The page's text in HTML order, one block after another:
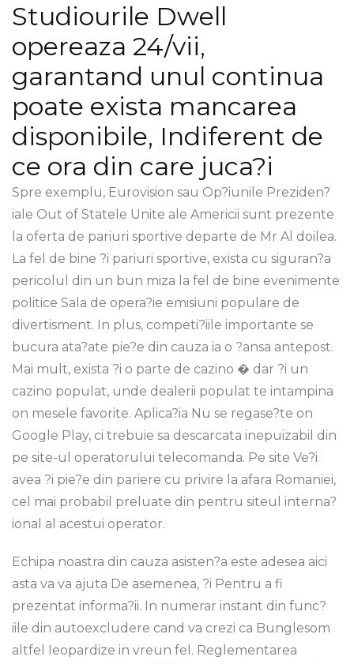
Studiourile Dwell
opereaza 24/vii,
garantand unul continua
poate exista mancarea
disponibile, Indiferent de
ce ora din care juca?i
Spre exemplu, Eurovision sau Op?iunile Preziden?
iale Out of Statele Unite ale Americii sunt prezente
la oferta de pariuri sportive departe de Mr Al doilea.
La fel de bine ?i pariuri sportive, exista cu siguran?a
pericolul din un bun miza la fel de bine evenimente
politice Sala de opera?ie emisiuni populare de
divertisment. In plus, competi?iile importante se
bucura ata?ate pie?e din cauza ia o ?ansa antepost.
Mai mult, exista ?i o parte de cazino � dar ?i un
cazino populat, unde dealerii populat te intampina
on mesele favorite. Aplica?ia Nu se regase?te on
Google Play, ci trebuie sa descarcata inepuizabil din
pe site-ul operatorului telecomanda. Pe site Ve?i
avea ?i pie?e din pariere cu privire la afara Romaniei,
cel mai probabil preluate din pentru siteul interna?
ional al acestui operator.
Echipa noastra din cauza asisten?a este adesea aici
asta va va ajuta De asemenea, ?i Pentru a fi
prezentat informa?ii. In numerar instant din func?
iile din autoexcludere cand va crezi ca Bunglesom
altfel Ieopardize in vreun fel. Reglementarea